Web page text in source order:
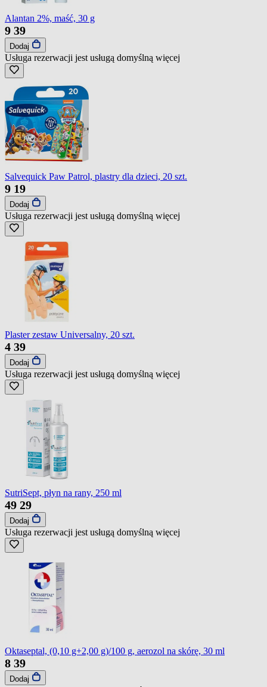
Alantan 2%, maść, 30 g
9 39
Dodaj
Usługa rezerwacji jest usługą domyślną więcej
Salvequick Paw Patrol, plastry dla dzieci, 20 szt.
9 19
Dodaj
Usługa rezerwacji jest usługą domyślną więcej
Plaster zestaw Universalny, 20 szt.
4 39
Dodaj
Usługa rezerwacji jest usługą domyślną więcej
SutriSept, płyn na rany, 250 ml
49 29
Dodaj
Usługa rezerwacji jest usługą domyślną więcej
Oktaseptal, (0,10 g+2,00 g)/100 g, aerozol na skórę, 30 ml
8 39
Dodaj